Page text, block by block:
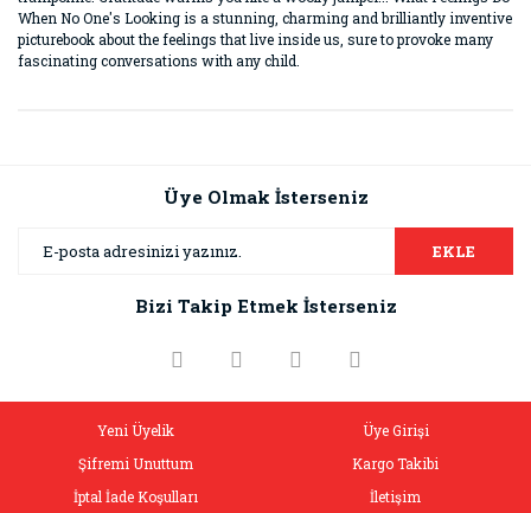
When No One's Looking is a stunning, charming and brilliantly inventive
picturebook about the feelings that live inside us, sure to provoke many
fascinating conversations with any child.
Görüş ve önerileriniz için teşekkür ederiz.
Ürün resmi kalitesiz, bozuk veya görüntülenemiyor.
Ürün bilgilerinde hatalar bulunuyor.
Üye Olmak İsterseniz
EKLE
Bizi Takip Etmek İsterseniz
Yeni Üyelik
Üye Girişi
Şifremi Unuttum
Kargo Takibi
İptal İade Koşulları
İletişim